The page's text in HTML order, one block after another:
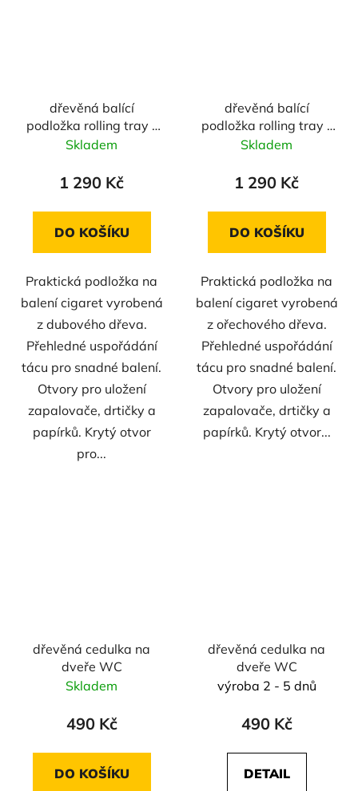
dřevěná balící
podložka rolling tray -
dub
Skladem
1 290 Kč
DO KOŠÍKU
Praktická podložka na
balení cigaret vyrobená
z dubového dřeva.
Přehledné uspořádání
tácu pro snadné balení.
Otvory pro uložení
zapalovače, drtičky a
papírků. Krytý otvor
pro...
dřevěná balící
podložka rolling tray -
ořech
Skladem
1 290 Kč
DO KOŠÍKU
Praktická podložka na
balení cigaret vyrobená
z ořechového dřeva.
Přehledné uspořádání
tácu pro snadné balení.
Otvory pro uložení
zapalovače, drtičky a
papírků. Krytý otvor...
dřevěná cedulka na
dveře WC
Skladem
490 Kč
DO KOŠÍKU
dřevěná cedulka na
dveře WC
výroba 2 - 5 dnů
490 Kč
DETAIL